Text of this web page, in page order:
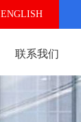
ENGLISH
联系我们